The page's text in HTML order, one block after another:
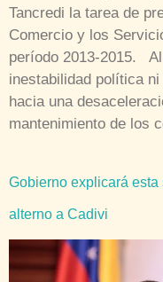
Tancredi la tarea de
Comercio y los
período 2013-2015.
inestabilidad política
hacia una
mantenimiento de los
Gobierno explicará
alterno a Cadivi